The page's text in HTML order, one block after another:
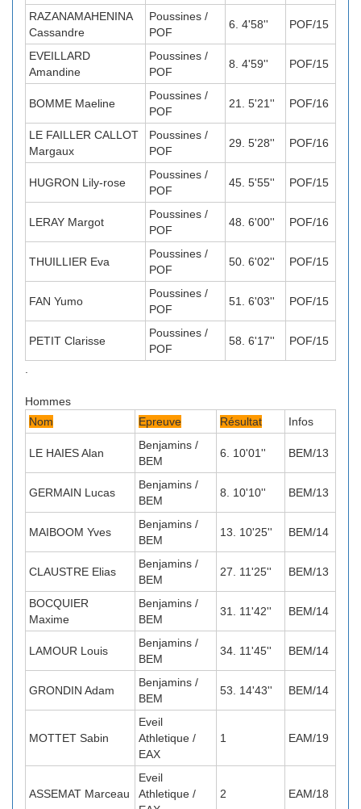
RAZANAMAHENINA
Cassandre
Poussines /
POF
6. 4'58'' POF/15
EVEILLARD
Amandine
Poussines /
POF
8. 4'59'' POF/15
BOMME Maeline
Poussines /
POF
21. 5'21'' POF/16
LE FAILLER CALLOT
Margaux
Poussines /
POF
29. 5'28'' POF/16
HUGRON Lily-rose
Poussines /
POF
45. 5'55'' POF/15
LERAY Margot
Poussines /
POF
48. 6'00'' POF/16
THUILLIER Eva
Poussines /
POF
50. 6'02'' POF/15
FAN Yumo
Poussines /
POF
51. 6'03'' POF/15
PETIT Clarisse
Poussines /
POF
58. 6'17'' POF/15
Hommes
Nom
Epreuve Résultat Infos
LE HAIES Alan
Benjamins /
BEM
6. 10'01'' BEM/13
GERMAIN Lucas
Benjamins /
BEM
8. 10'10'' BEM/13
MAIBOOM Yves
Benjamins /
BEM
13. 10'25'' BEM/14
CLAUSTRE Elias
Benjamins /
BEM
27. 11'25'' BEM/13
BOCQUIER
Maxime
Benjamins /
BEM
31. 11'42'' BEM/14
LAMOUR Louis
Benjamins /
BEM
34. 11'45'' BEM/14
GRONDIN Adam
Benjamins /
BEM
53. 14'43'' BEM/14
MOTTET Sabin
Eveil
Athletique /
EAX
1 EAM/19
ASSEMAT Marceau
Eveil
Athletique /
2 EAM/18